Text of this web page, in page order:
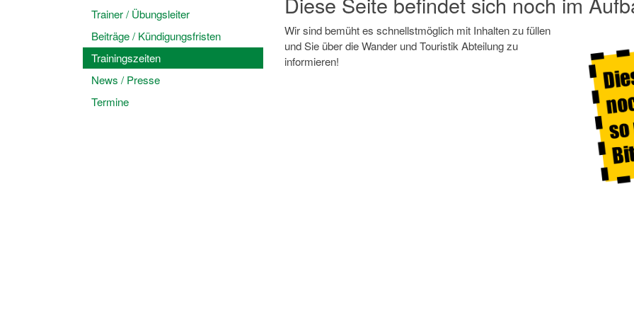
Trainer / Übungsleiter
Beiträge / Kündigungsfristen
Trainingszeiten
News / Presse
Termine
Wir sind bemüht es schnellstmöglich mit Inhalten zu füllen
und Sie über die Wander und Touristik Abteilung zu
informieren!